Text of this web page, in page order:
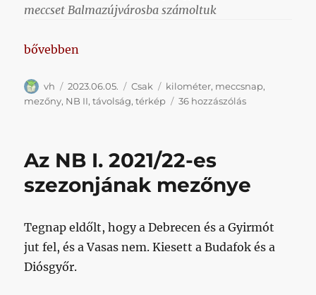
meccset Balmazújvárosba számoltuk
„Azt hittem több utazás lesz az NB II.”
bővebben
Szerző
vh Közzétéve
2023.06.05. Kategória
Csak Címke
kilométer, meccsnap,
mezőny, NB II,távolság,térkép 36 hozzászólásAzt
NB
bejegyzéshez
Az NB I. 2021/22-es
szezonjának mezőnye
Tegnap eldőlt, hogy a Debrecen és a Gyirmót
jut fel, és a Vasas nem. Kiesett a Budafok és a
Diósgyőr.